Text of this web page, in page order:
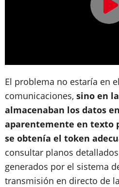
El problema no estaría en
comunicaciones, sino en
almacenaban los datos
aparentemente en texto
se obtenía el token
consultar planos
generados por el sistema
transmisión en directo de